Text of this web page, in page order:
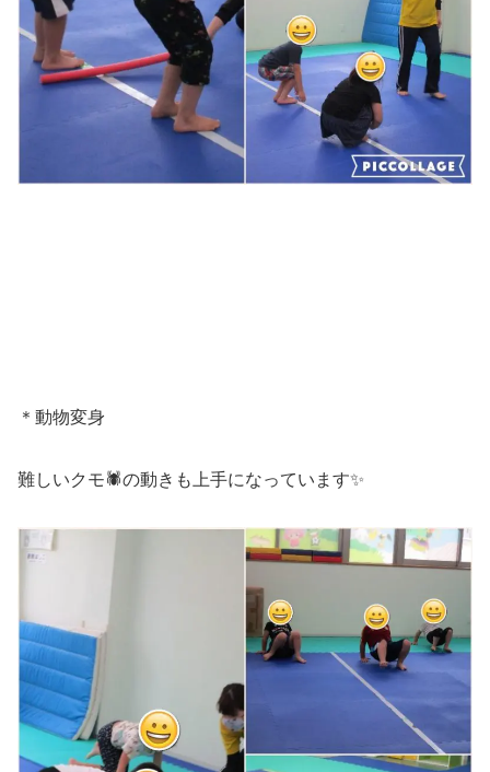
＊動物変身
難しいクモ🕷の動きも上手になっています✨